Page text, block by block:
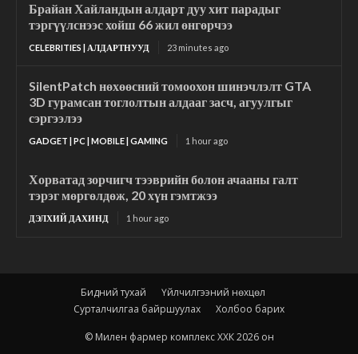
Брайан Хайландын алдарт дуу хит парадыг
тэргүүлснээс хойш 66 жил өнгөрчээ
CELEBRITIES | АЛДАРТНУУД 23 minutes ago
SilentPatch нөхөөсний томоохон шинэчлэлт GTA
3D гурамсан тоглолтын алдааг засч, агуулгыг
сэргээлээ
GADGET | PC | MOBILE | GAMING 1 hour ago
Хорватад зорчигч тээврийн болон ачааны галт
тэрэг мөргөлдөж, 20 хүн гэмтжээ
ДЭЛХИЙ ДАХИНД 1 hour ago
Бидний тухай
Үйлчилгээний нөхцөл
Сурталчилгаа байршуулах
Холбоо барих
© Милен фармер комплекс ХХК 2026 он